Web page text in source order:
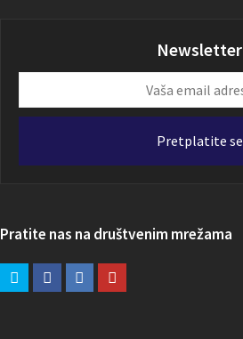
Newsletter
email
Pretplatite se
Pratite nas na društvenim mrežama